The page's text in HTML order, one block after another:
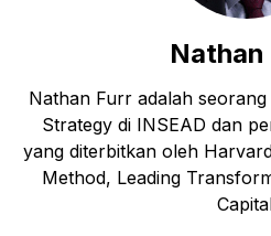
Nathan
Nathan Furr adalah
Strategy di INSEAD dan
yang diterbitkan oleh
Method, Leading